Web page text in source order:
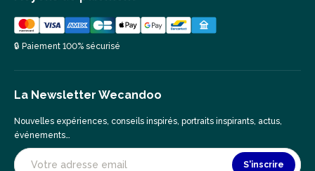
🔒 Paiement 100% sécurisé
La Newsletter Wecandoo
Nouvelles expériences, conseils inspirés, portraits inspirants, actus,
événements…
S'inscrire